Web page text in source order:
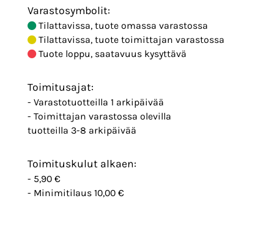
Varastosymbolit:
Tilattavissa, tuote omassa varastossa
Tilattavissa, tuote toimittajan varastossa
Tuote loppu, saatavuus kysyttävä
Toimitusajat:
- Varastotuotteilla 1 arkipäivää
- Toimittajan varastossa olevilla
tuotteilla 3-8 arkipäivää
Toimituskulut alkaen:
- 5,90 €
- Minimitilaus 10,00 €